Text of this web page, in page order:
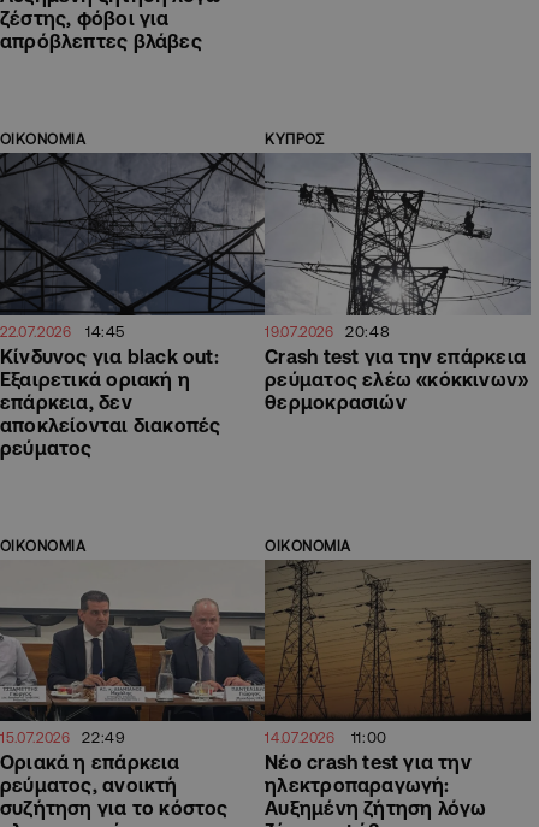
ζέστης, φόβοι για
απρόβλεπτες βλάβες
ΟΙΚΟΝΟΜΙΑ
22.07.2026 14:45
Κίνδυνος για black out:
Εξαιρετικά οριακή η
επάρκεια, δεν
αποκλείονται διακοπές
ρεύματος
ΚΥΠΡΟΣ
19.07.2026 20:48
Crash test για την επάρκεια
ρεύματος ελέω «κόκκινων»
θερμοκρασιών
ΟΙΚΟΝΟΜΙΑ
15.07.2026 22:49
Οριακά η επάρκεια
ρεύματος, ανοικτή
συζήτηση για το κόστος
ΟΙΚΟΝΟΜΙΑ
14.07.2026 11:00
Νέο crash test για την
ηλεκτροπαραγωγή:
Αυξημένη ζήτηση λόγω